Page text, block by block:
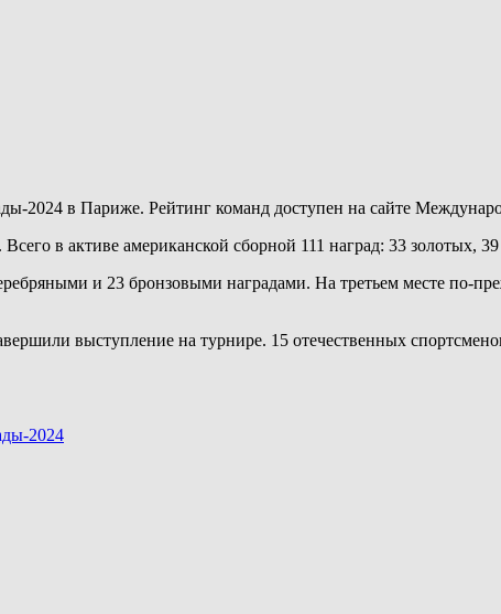
2024 в Париже. Рейтинг команд доступен на сайте
в активе американской сборной 111 наград: 33 золотых,
и 23 бронзовыми наградами. На третьем месте по-
выступление на турнире. 15 отечественных
2024